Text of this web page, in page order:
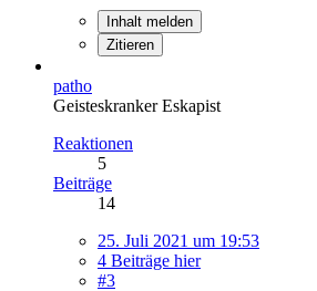
Inhalt melden
Zitieren
patho
Geisteskranker Eskapist
Reaktionen
5
Beiträge
14
25. Juli 2021 um 19:53
4 Beiträge hier
#3